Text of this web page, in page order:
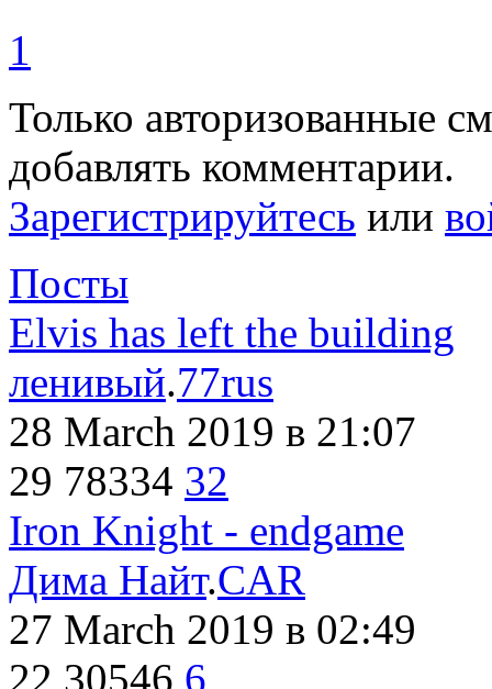
1
Только авторизованные
добавлять комментарии.
Зарегистрируйтесь или
Посты
Elvis has left the building
ленивый.77rus
28 March 2019 в 21:07
29 78334 32
Iron Knight - endgame
Дима Найт.CAR
27 March 2019 в 02:49
22 30546 6